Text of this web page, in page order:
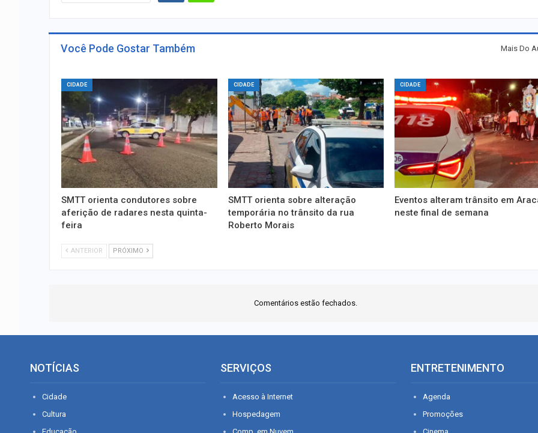
Você Pode Gostar Também Mais Do
CIDADE
SMTT orienta condutores sobre
aferição de radares nesta quinta-
feira
CIDADE
SMTT orienta sobre alteração
temporária no trânsito da rua
Roberto Morais
CIDADE
Eventos alteram trânsito em
neste final de semana
ANTERIOR PRÓXIMO
Comentários estão fechados.
NOTÍCIAS
Cidade
Cultura
SERVIÇOS
Acesso à Internet
Hospedagem
ENTRETENIMENTO
Agenda
Promoções